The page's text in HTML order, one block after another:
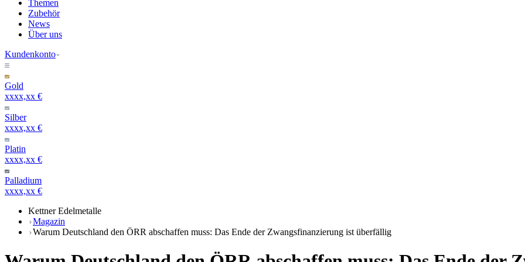
Themen
Zubehör
News
Über uns
Kundenkonto
Gold
xxxx,xx €
Silber
xxxx,xx €
Platin
xxxx,xx €
Palladium
xxxx,xx €
Kettner Edelmetalle
Magazin
Warum Deutschland den ÖRR abschaffen muss: Das Ende der Zwangsfinanzierung ist überfällig